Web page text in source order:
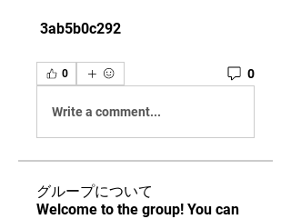
3ab5b0c292
0 0
Write a comment...
グループについて
Welcome to the group! You can